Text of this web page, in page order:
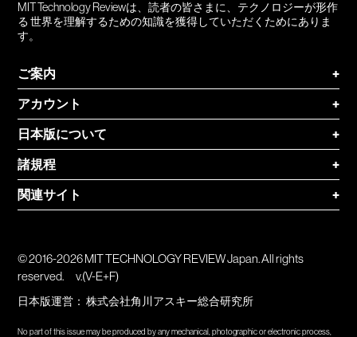
MIT Technology Reviewは、読者の皆さまに、テクノロジーが形作
る 世界を理解するための知識を獲得していただくためにありま
す。
ご案内
+
アカウント
+
日本版について
+
諸規程
+
関連サイト
+
© 2016-2026 MIT TECHNOLOGY REVIEW Japan. All rights
reserved.
v.(V-E+F)
日本版運営：株式会社角川アスキー総合研究所
No part of this issue may be produced by any mechanical, photographic or electronic process,